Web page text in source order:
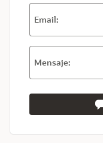
Email:
Mensaje: